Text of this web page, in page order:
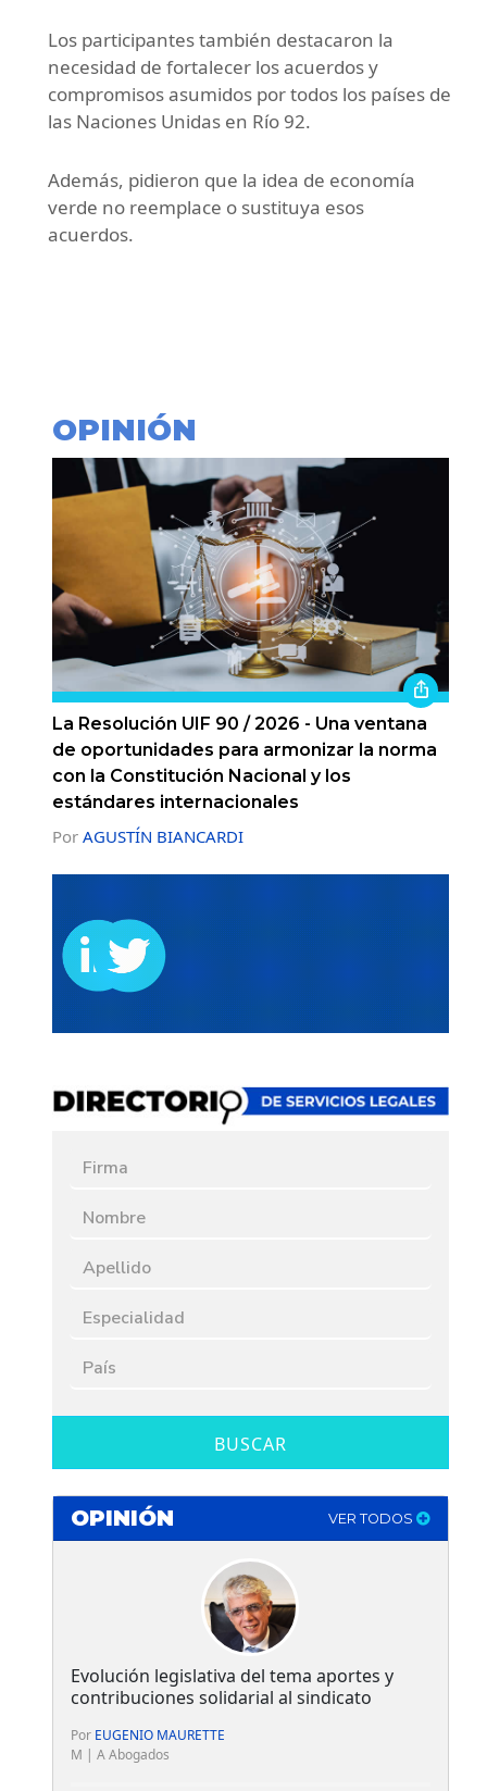
Los participantes también destacaron la
necesidad de fortalecer los acuerdos y
compromisos asumidos por todos los países de
las Naciones Unidas en Río 92.
Además, pidieron que la idea de economía
verde no reemplace o sustituya esos
acuerdos.
OPINIÓN
La Resolución UIF 90 / 2026 - Una ventana
de oportunidades para armonizar la norma
con la Constitución Nacional y los
estándares internacionales
Por AGUSTÍN BIANCARDI
BUSCAR
OPINIÓN VER TODOS
Evolución legislativa del tema aportes y
contribuciones solidarial al sindicato
Por EUGENIO MAURETTE
M | A Abogados